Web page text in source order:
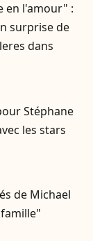
en l'amour" :
surprise de
dans
Stéphane
les stars
de Michael